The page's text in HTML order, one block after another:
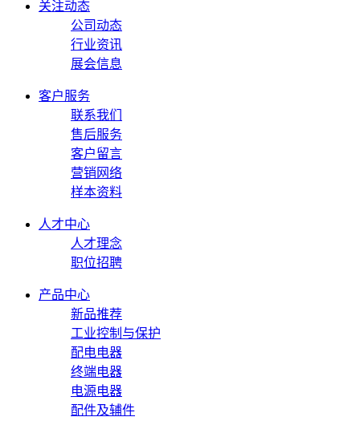
关注动态
公司动态
行业资讯
展会信息
客户服务
联系我们
售后服务
客户留言
营销网络
样本资料
人才中心
人才理念
职位招聘
产品中心
新品推荐
工业控制与保护
配电电器
终端电器
电源电器
配件及辅件